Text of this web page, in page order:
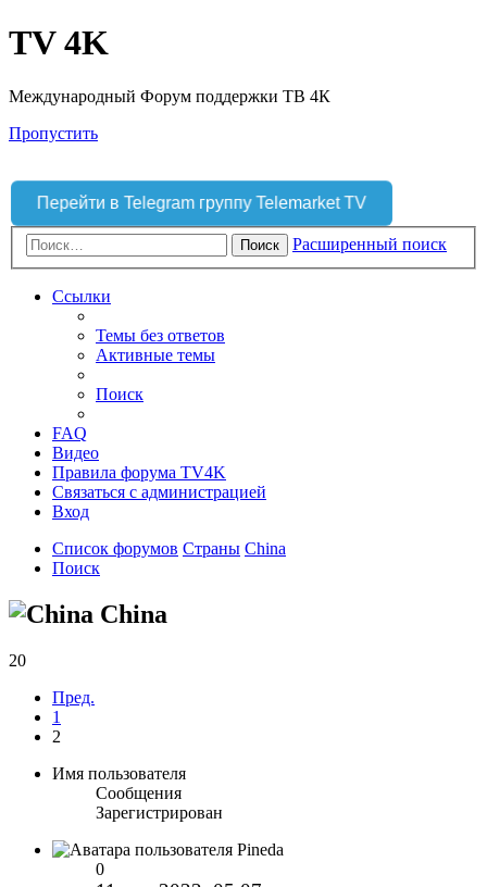
TV 4K
Международный Форум поддержки ТВ 4К
Пропустить
Перейти в Telegram группу Telemarket TV
Поиск Расширенный поиск
Ссылки
Темы без ответов
Активные темы
Поиск
FAQ
Видео
Правила форума TV4K
Связаться с администрацией
Вход
Список форумов Страны China
Поиск
China
20
Пред.
1
2
Имя пользователя
Сообщения
Зарегистрирован
Pineda
0